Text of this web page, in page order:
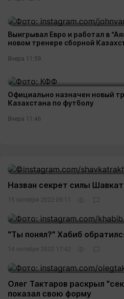
Выигрывал Евро и работал в
новом тренере сборной
Вчера 11:59
Официально назначен новый
Казахстана по футболу
Вчера 11:46
Назван секрет силы
15 октября 2022 09:11
"Ты понял?" Хабиб
14 октября 2022 17:42
Олег Тактаров раскрыл
показал свою форму